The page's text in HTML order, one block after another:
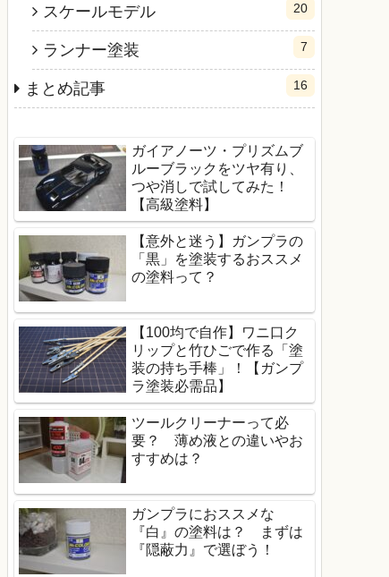
スケールモデル 20
ランナー塗装 7
まとめ記事 16
ガイアノーツ・プリズムブ
ルーブラックをツヤ有り、
つや消しで試してみた！
【高級塗料】
【意外と迷う】ガンプラの
「黒」を塗装するおススメ
の塗料って？
【100均で自作】ワニ口ク
リップと竹ひごで作る「塗
装の持ち手棒」！【ガンプ
ラ塗装必需品】
ツールクリーナーって必
要？ 薄め液との違いやお
すすめは？
ガンプラにおススメな
『白』の塗料は？ まずは
『隠蔽力』で選ぼう！